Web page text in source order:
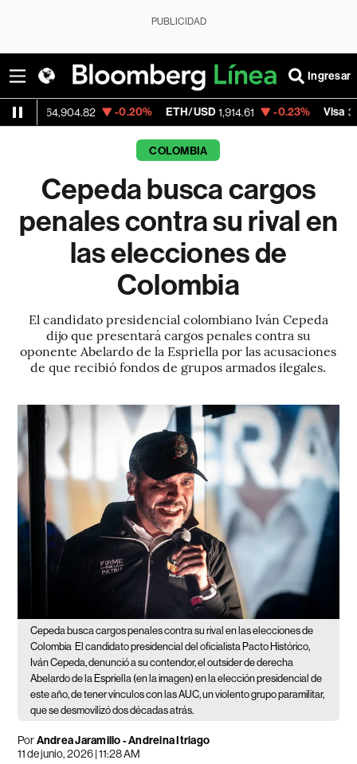
PUBLICIDAD
Ingresar
-0.20% ETH/USD 1,914.61 -0.23% Visa 362.50 -
COLOMBIA
Cepeda busca cargos
penales contra su rival en
las elecciones de
Colombia
El candidato presidencial colombiano Iván Cepeda
dijo que presentará cargos penales contra su
oponente Abelardo de la Espriella por las acusaciones
de que recibió fondos de grupos armados ilegales.
Cepeda busca cargos penales contra su rival en las elecciones de
Colombia El candidato presidencial del oficialista Pacto Histórico,
Iván Cepeda, denunció a su contendor, el outsider de derecha
Abelardo de la Espriella (en la imagen) en la elección presidencial de
este año, de tener vínculos con las AUC, un violento grupo paramilitar,
que se desmovilizó dos décadas atrás.
PorAndrea Jaramillo - Andreina Itriago
11 de junio, 2026 | 11:28 AM